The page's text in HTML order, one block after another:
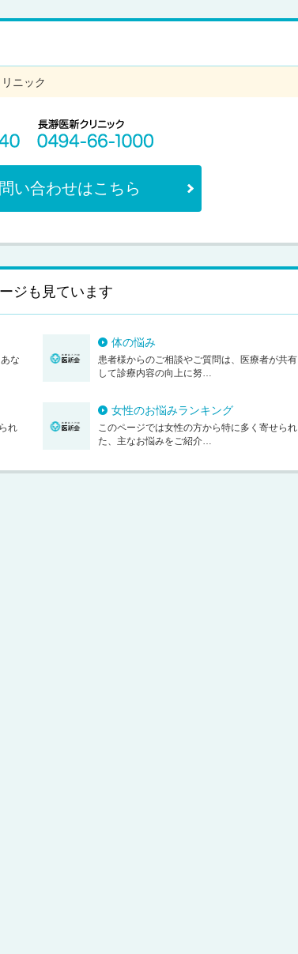
ニック
い合わせはこちら
ジも見ています
な
体の悩み
患者様からのご相談やご質問は、医療者が共有
して診療内容の向上に努…
れ
女性のお悩みランキング
このページでは女性の方から特に多く寄せられ
た、主なお悩みをご紹介…